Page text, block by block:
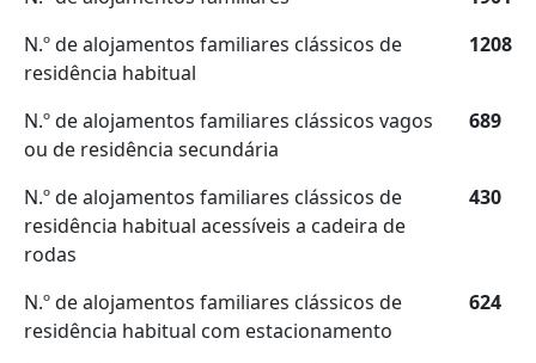
N.º de alojamentos familiares clássicos de
residência habitual
1208
N.º de alojamentos familiares clássicos vagos
ou de residência secundária
689
N.º de alojamentos familiares clássicos de
residência habitual acessíveis a cadeira de
rodas
430
N.º de alojamentos familiares clássicos de
residência habitual com estacionamento
624